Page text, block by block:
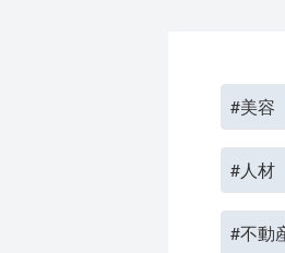
#美容
#人材
#不動